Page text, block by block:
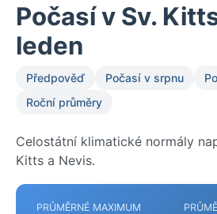
Počasí v Sv.
leden
Předpověď Počasí v srpnu
Roční průměry
Celostátní klimatické normály
Kitts a Nevis.
PRŮMĚRNÉ MAXIMUM